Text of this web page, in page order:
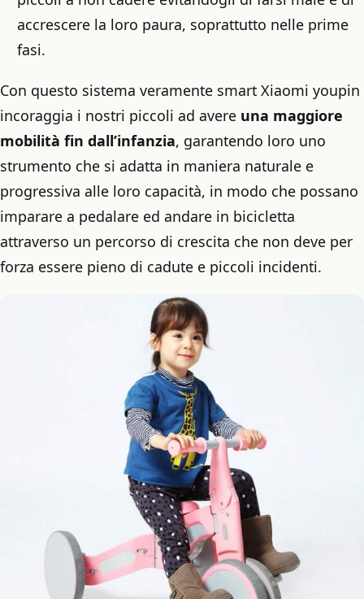
accrescere la loro paura, soprattutto nelle prime
fasi.
Con questo sistema veramente smart Xiaomi youpin
incoraggia i nostri piccoli ad avere una maggiore
mobilità fin dall’infanzia, garantendo loro uno
strumento che si adatta in maniera naturale e
progressiva alle loro capacità, in modo che possano
imparare a pedalare ed andare in bicicletta
attraverso un percorso di crescita che non deve per
forza essere pieno di cadute e piccoli incidenti.